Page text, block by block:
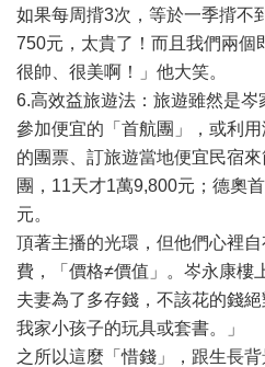
如果每周揹3次，等於一季揹不
750元，太貴了！而且我們兩個
很帥、很美啊！」他大笑。
6.高效益旅遊法：旅遊雖然是
參加便宜的「首航團」，或利
的團票、訂旅遊當地便宜民宿
團，11天才1萬9,800元；德奧
元。
頂著主播的光環，但他們心裡
費，「價格≠價值」。岑永康樓
夫妻為了多存錢，不該花的錢
我家小孩子的玩具或套書。」
之所以這麼「惜錢」，跟生長